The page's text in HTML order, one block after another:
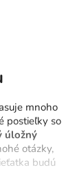
mnoho
postieľky so
úložný
otázky,
budú